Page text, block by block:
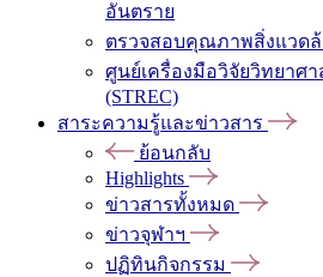
อันตราย
ตรวจสอบคุณภาพสิ่งแวด
ศูนย์เครื่องมือวิจัยวิทยาศ
(STREC)
สาระความรู้และข่าวสาร
ย้อนกลับ
Highlights
ข่าวสารทั้งหมด
ข่าวจุฬาฯ
ปฏิทินกิจกรรม